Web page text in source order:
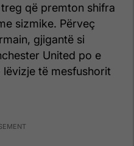
që premton shifra
sizmike. Përveç
gjigantë si
United po e
të mesfushorit